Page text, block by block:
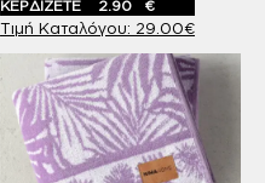
29.00€
ΚΕΡΔΙΖΕΤΕ 2.90 €